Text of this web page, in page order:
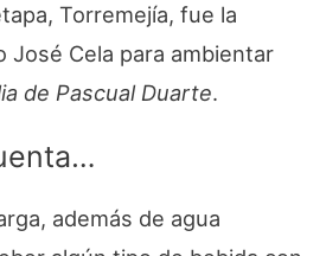
Torremejía, fue la
José Cela para ambientar
de Pascual Duarte.
además de agua